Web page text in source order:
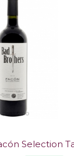
Selection